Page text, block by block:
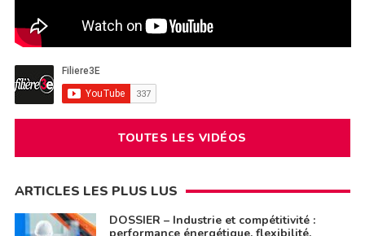
TOUTES LES VIDÉOS
ARTICLES LES PLUS LUS
DOSSIER – Industrie et compétitivité :